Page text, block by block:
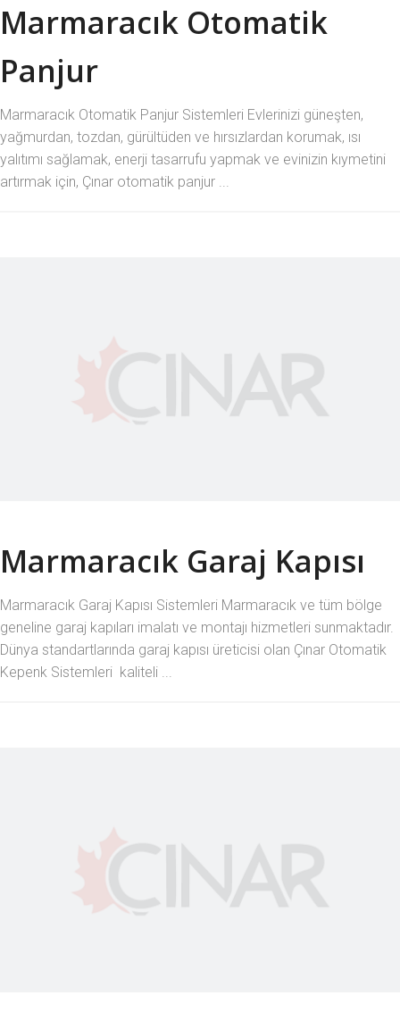
Marmaracık Otomatik
Panjur
Marmaracık Otomatik Panjur Sistemleri Evlerinizi güneşten,
yağmurdan, tozdan, gürültüden ve hırsızlardan korumak, ısı
yalıtımı sağlamak, enerji tasarrufu yapmak ve evinizin kıymetini
artırmak için, Çınar otomatik panjur ...
Marmaracık Garaj Kapısı
Marmaracık Garaj Kapısı Sistemleri Marmaracık ve tüm bölge
geneline garaj kapıları imalatı ve montajı hizmetleri sunmaktadır.
Dünya standartlarında garaj kapısı üreticisi olan Çınar Otomatik
Kepenk Sistemleri kaliteli ...